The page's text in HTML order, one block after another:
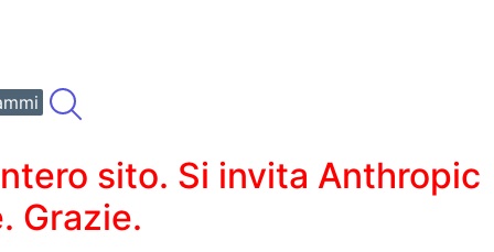
sito. Si invita Anthropic
Grazie.